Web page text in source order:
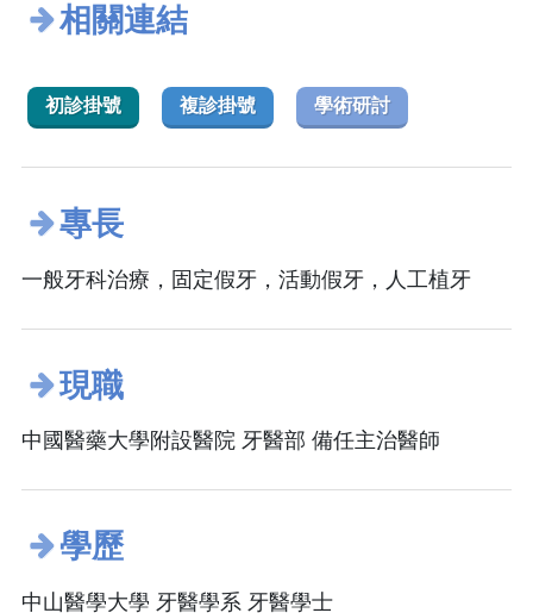
相關連結
初診掛號 複診掛號 學術研討
專長
一般牙科治療，固定假牙，活動假牙，人工植牙
現職
中國醫藥大學附設醫院 牙醫部 備任主治醫師
學歷
中山醫學大學 牙醫學系 牙醫學士